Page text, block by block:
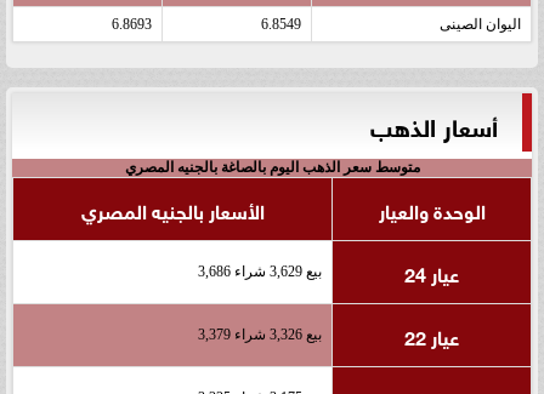
اليوان الصينى 6.8549
6.8693
أسعار الذهب
متوسط سعر الذهب اليوم بالصاغة بالجنيه المصري
الوحدة والعيار
الأسعار بالجنيه المصري
عيار 24
بيع 3,629 شراء 3,686
عيار 22 بيع 3,326 شراء 3,379